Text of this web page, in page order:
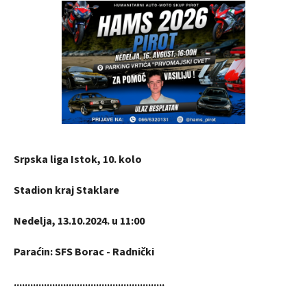
Srpska liga Istok, 10. kolo
Stadion kraj Staklare
Nedelja, 13.10.2024. u 11:00
Paraćin: SFS Borac - Radnički
.......................................................